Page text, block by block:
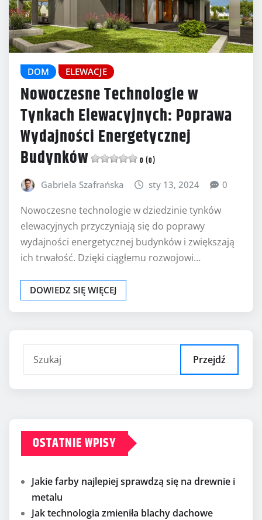
DOM ELEWACJE
Nowoczesne Technologie w
Tynkach Elewacyjnych: Poprawa
Wydajności Energetycznej
Budynków
0 (0)
Gabriela Szafrańska sty 13, 2024 0
Nowoczesne technologie w dziedzinie tynków
elewacyjnych przyczyniają się do poprawy
wydajności energetycznej budynków i zwiększają
ich trwałość. Dzięki ciągłemu rozwojowi…
DOWIEDZ SIĘ WIĘCEJ
Przejdź
OSTATNIE WPISY
Jakie farby najlepiej sprawdzą się na drewnie i
metalu
Jak technologia zmieniła blachy dachowe